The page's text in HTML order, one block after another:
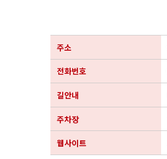
주소
전화번호
길안내
주차장
웹사이트